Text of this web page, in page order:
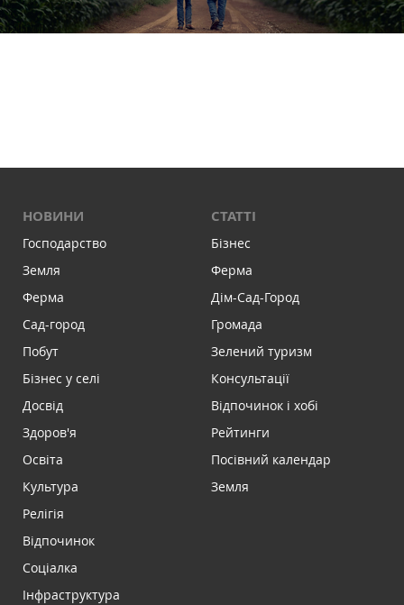
НОВИНИ
Господарство
Земля
Ферма
Сад-город
Побут
Бізнес у селі
Досвід
Здоров'я
Освіта
Культура
Релігія
Відпочинок
Соціалка
Інфраструктура
СТАТТІ
Бізнес
Ферма
Дім-Сад-Город
Громада
Зелений туризм
Консультації
Відпочинок і хобі
Рейтинги
Посівний календар
Земля